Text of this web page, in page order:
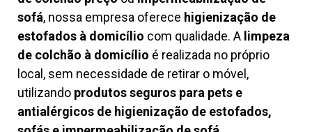
sofá, nossa empresa oferece higienização de
estofados à domicílio com qualidade. A limpeza
de colchão à domicílio é realizada no próprio
local, sem necessidade de retirar o móvel,
utilizando produtos seguros para pets e
antialérgicos de higienização de estofados,